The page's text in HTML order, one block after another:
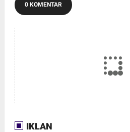
0 KOMENTAR
IKLAN